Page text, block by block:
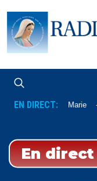
EN DIRECT:
La Vierge Marie
En direct